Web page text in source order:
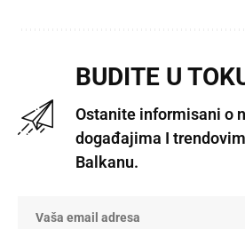
BUDITE U
Ostanite informisani o
događajima I
Balkanu.